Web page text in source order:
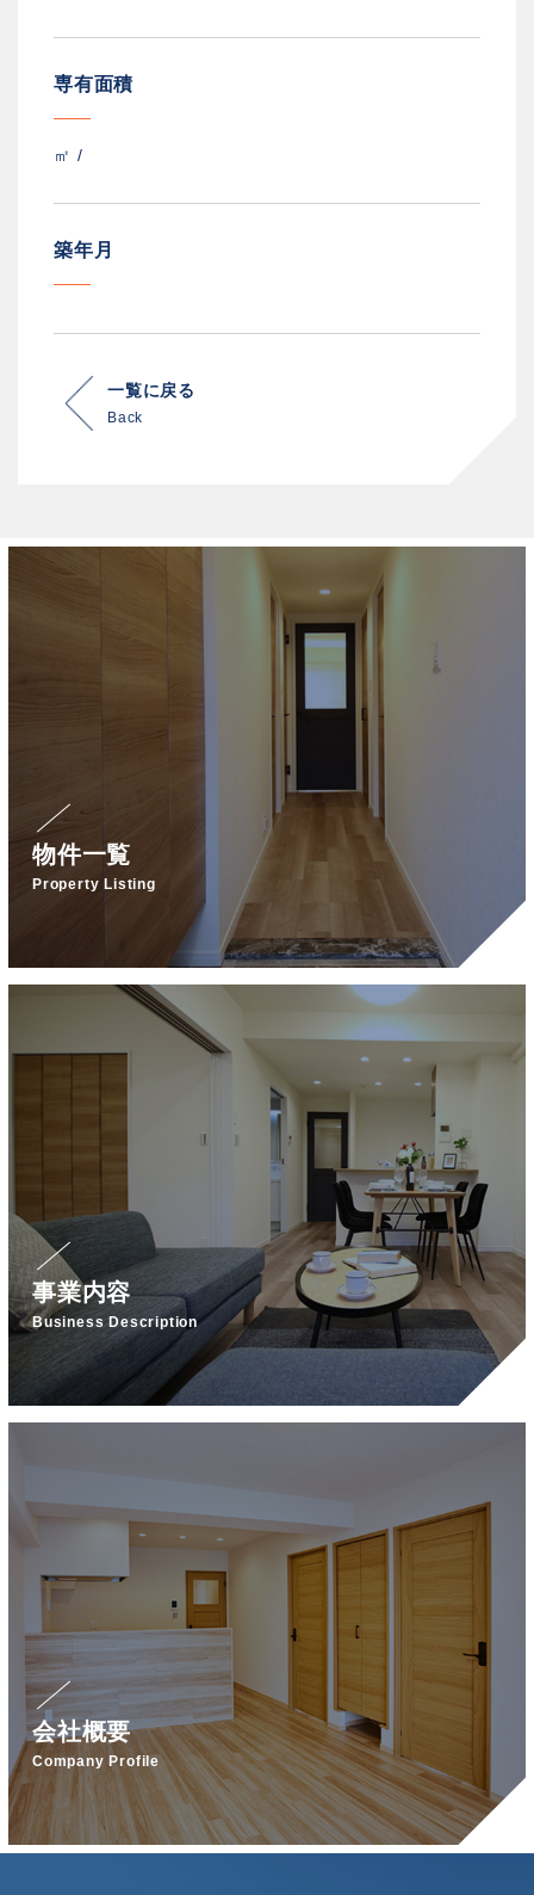
専有面積
㎡ /
築年月
一覧に戻る
Back
物件一覧
Property Listing
事業内容
Business Description
会社概要
Company Profile